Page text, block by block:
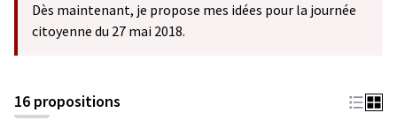
Dès maintenant, je propose mes idées pour la journée
citoyenne du 27 mai 2018.
16 propositions